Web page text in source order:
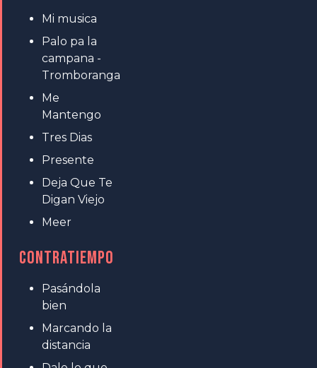
Mi musica
Palo pa la
campana -
Tromboranga
Me
Mantengo
Tres Dias
Presente
Deja Que Te
Digan Viejo
Meer
CONTRATIEMPO
Pasándola
bien
Marcando la
distancia